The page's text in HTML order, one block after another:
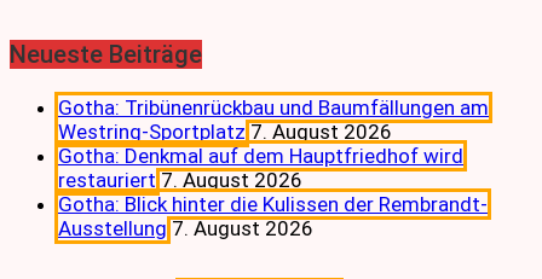
Neueste Beiträge
Gotha: Tribünenrückbau und Baumfällungen am
Westring-Sportplatz 7. August 2026
Gotha: Denkmal auf dem Hauptfriedhof wird
restauriert 7. August 2026
Gotha: Blick hinter die Kulissen der Rembrandt-
Ausstellung 7. August 2026